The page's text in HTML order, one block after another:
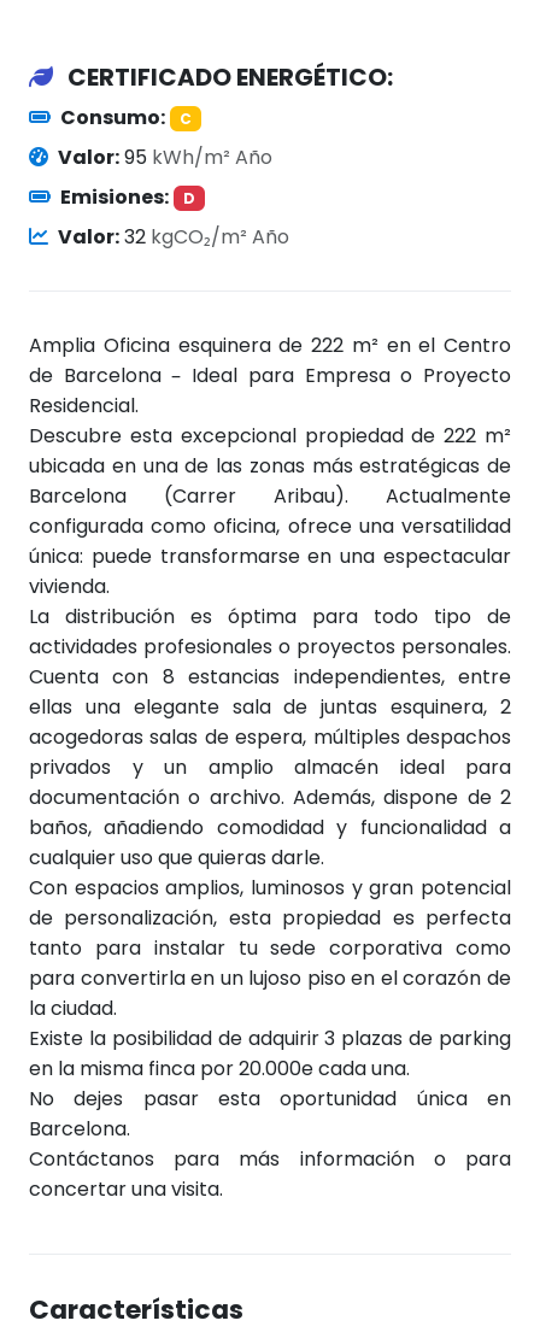
CERTIFICADO ENERGÉTICO:
Consumo: C
Valor:95 kWh/m² Año
Emisiones:
D
Valor:32 kgCO₂/m² Año
Amplia Oficina esquinera de 222 m² en el Centro
de Barcelona – Ideal para Empresa o Proyecto
Residencial.
Descubre esta excepcional propiedad de 222 m²
ubicada en una de las zonas más estratégicas de
Barcelona (Carrer Aribau). Actualmente
configurada como oficina, ofrece una versatilidad
única: puede transformarse en una espectacular
vivienda.
La distribución es óptima para todo tipo de
actividades profesionales o proyectos personales.
Cuenta con 8 estancias independientes, entre
ellas una elegante sala de juntas esquinera, 2
acogedoras salas de espera, múltiples despachos
privados y un amplio almacén ideal para
documentación o archivo. Además, dispone de 2
baños, añadiendo comodidad y funcionalidad a
cualquier uso que quieras darle.
Con espacios amplios, luminosos y gran potencial
de personalización, esta propiedad es perfecta
tanto para instalar tu sede corporativa como
para convertirla en un lujoso piso en el corazón de
la ciudad.
Existe la posibilidad de adquirir 3 plazas de parking
en la misma finca por 20.000e cada una.
No dejes pasar esta oportunidad única en
Barcelona.
Contáctanos para más información o para
concertar una visita.
Características